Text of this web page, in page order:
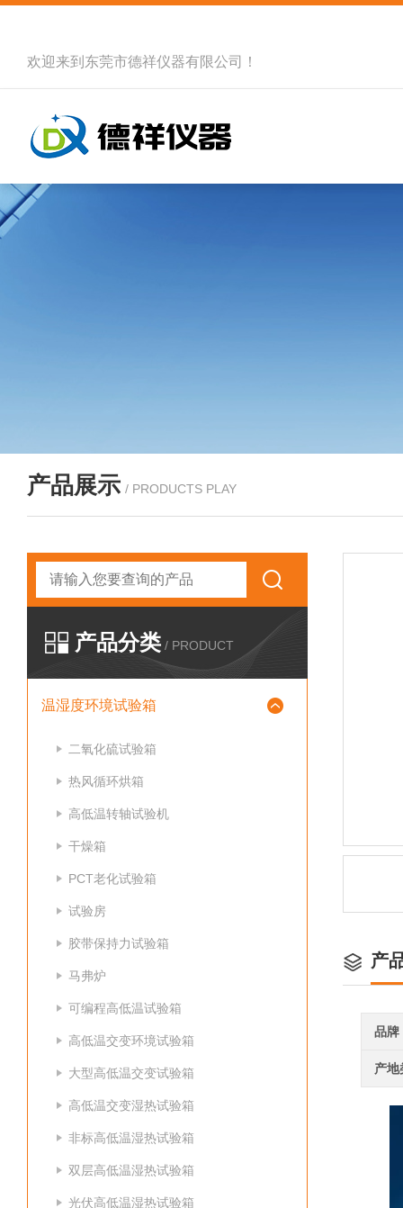
欢迎来到 东莞市德祥仪器有限公司 ！
产品展示 / PRODUCTS PLAY
产品分类 / PRODUCT
温湿度环境试验箱
二氧化硫试验箱
热风循环烘箱
高低温转轴试验机
干燥箱
PCT老化试验箱
试验房
胶带保持力试验箱
马弗炉
可编程高低温试验箱
高低温交变环境试验箱
大型高低温交变试验箱
高低温交变湿热试验箱
非标高低温湿热试验箱
双层高低温湿热试验箱
光伏高低温湿热试验箱
产
品牌
产地